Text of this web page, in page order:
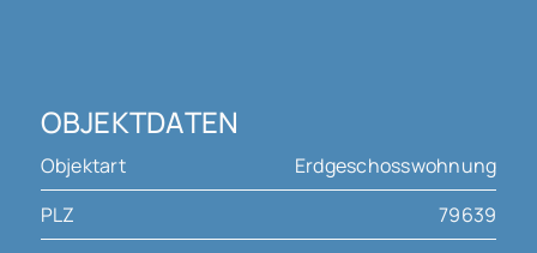
OBJEKTDATEN
Objektart
Erdgeschosswohnung
PLZ
79639